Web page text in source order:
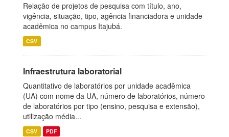
Relação de projetos de pesquisa com título, ano,
vigência, situação, tipo, agência financiadora e unidade
acadêmica no campus Itajubá.
CSV
Infraestrutura laboratorial
Quantitativo de laboratórios por unidade acadêmica
(UA) com nome da UA, número de laboratórios, número
de laboratórios por tipo (ensino, pesquisa e extensão),
utilização média...
CSV PDF